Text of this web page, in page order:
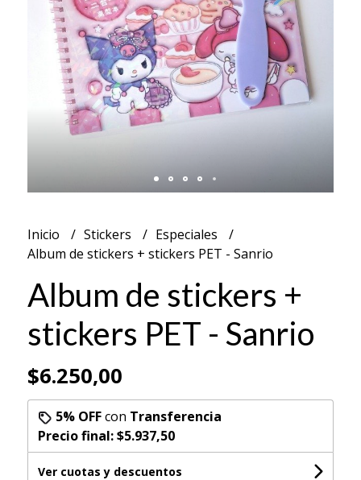
Inicio Stickers
Especiales
Album de stickers + stickers PET - Sanrio
Album de stickers +
stickers PET - Sanrio
$6.250,00
5% OFFcon Transferencia
Precio final:$5.937,50
Ver cuotas y descuentos